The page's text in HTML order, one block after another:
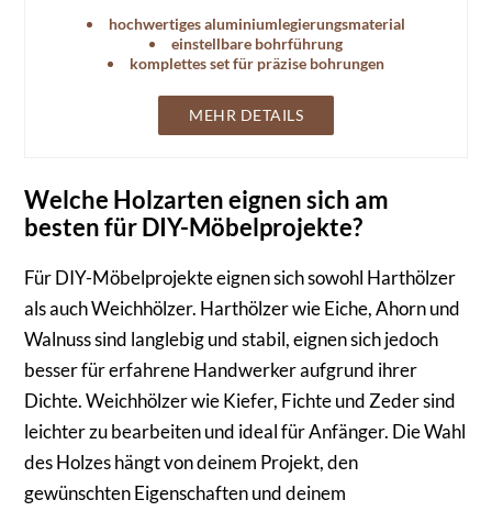
Möbelprojekte.
hochwertiges aluminiumlegierungsmaterial
einstellbare bohrführung
komplettes set für präzise bohrungen
MEHR DETAILS
Welche Holzarten eignen sich am
besten für DIY-Möbelprojekte?
Für DIY-Möbelprojekte eignen sich sowohl Harthölzer
als auch Weichhölzer. Harthölzer wie Eiche, Ahorn und
Walnuss sind langlebig und stabil, eignen sich jedoch
besser für erfahrene Handwerker aufgrund ihrer
Dichte. Weichhölzer wie Kiefer, Fichte und Zeder sind
leichter zu bearbeiten und ideal für Anfänger. Die Wahl
des Holzes hängt von deinem Projekt, den
gewünschten Eigenschaften und deinem